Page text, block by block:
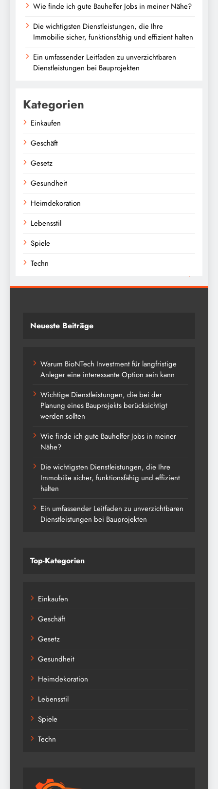
Wie finde ich gute Bauhelfer Jobs in meiner Nähe?
Die wichtigsten Dienstleistungen, die Ihre
Immobilie sicher, funktionsfähig und effizient halten
Ein umfassender Leitfaden zu unverzichtbaren
Dienstleistungen bei Bauprojekten
Kategorien
Einkaufen
Geschäft
Gesetz
Gesundheit
Heimdekoration
Lebensstil
Spiele
Techn
Neueste Beiträge
Warum BioNTech Investment für langfristige
Anleger eine interessante Option sein kann
Wichtige Dienstleistungen, die bei der
Planung eines Bauprojekts berücksichtigt
werden sollten
Wie finde ich gute Bauhelfer Jobs in meiner
Nähe?
Die wichtigsten Dienstleistungen, die Ihre
Immobilie sicher, funktionsfähig und effizient
halten
Ein umfassender Leitfaden zu unverzichtbaren
Dienstleistungen bei Bauprojekten
Top-Kategorien
Einkaufen
Geschäft
Gesetz
Gesundheit
Heimdekoration
Lebensstil
Spiele
Techn